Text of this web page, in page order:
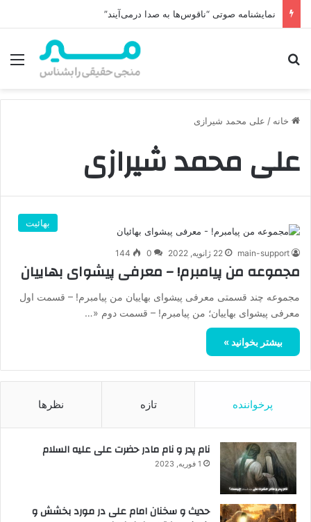
نمایشنامه صوتی “ناقوس‌ها به صدا در‌می‌آیند”
خانه / علی محمد شیرازی
علی محمد شیرازی
بهائیت
main-support 22 ژانویه, 2022 0
144
مجموعه من پیامبرم! – معرفی پیشوای بهاییان
مجموعه چند قسمتی معرفی پیشوای بهاییان من پیامبرم! – قسمت اول
معرفی پیشوای بهاییان؛ من پیامبرم! – قسمت دوم «…
بیشتر بخوانید »
پرخواننده تازه نظرها
نام پدر و نام مادر حضرت علی علیه السلام
1 فوریه, 2023
حدیث و سخنان امام علی در مورد بخشش و